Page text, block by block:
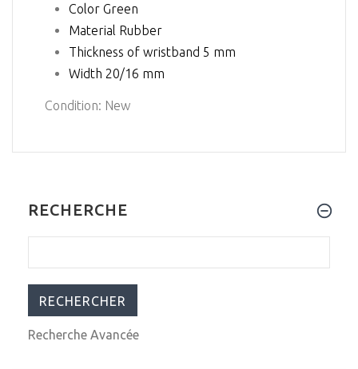
Color Green
Material Rubber
Thickness of wristband 5 mm
Width 20/16 mm
Condition: New
RECHERCHE
Recherche Avancée